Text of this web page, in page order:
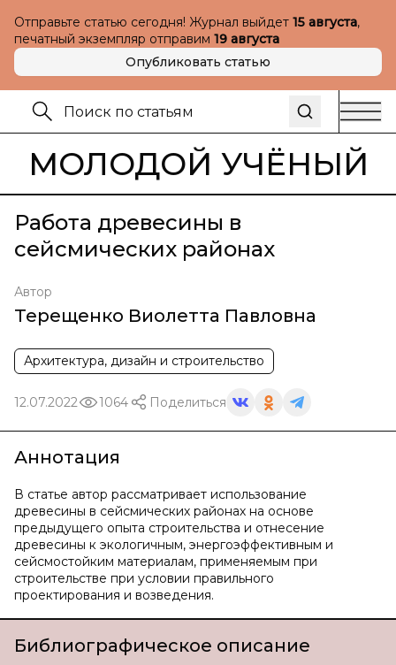
Отправьте статью сегодня! Журнал выйдет 15 августа,
печатный экземпляр отправим 19 августа
Опубликовать статью
МОЛОДОЙ УЧЁНЫЙ
Работа древесины в
сейсмических районах
Автор
Терещенко Виолетта Павловна
Архитектура, дизайн и строительство
12.07.2022 1064 Поделиться
Аннотация
В статье автор рассматривает использование
древесины в сейсмических районах на основе
предыдущего опыта строительства и отнесение
древесины к экологичным, энергоэффективным и
сейсмостойким материалам, применяемым при
строительстве при условии правильного
проектирования и возведения.
Библиографическое описание